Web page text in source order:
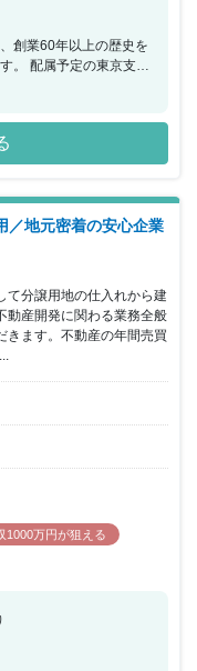
創業60年以上の歴史を
。 配属予定の東京支店
少人数だからこそ一
ことができ、一つの物
ができますので、頭の
ていくことが可能で
地元密着の安心企業
て分譲用地の仕入れから建
動産開発に関わる業務全般
きます。不動産の年間売買
1000万円が狙える